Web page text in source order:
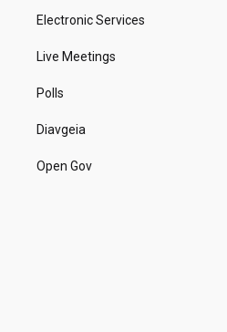
Electronic Services
Live Meetings
Polls
Diavgeia
Open Gov